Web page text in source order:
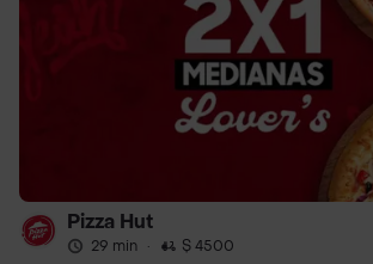
Pizza Hut
29 min · $ 4500